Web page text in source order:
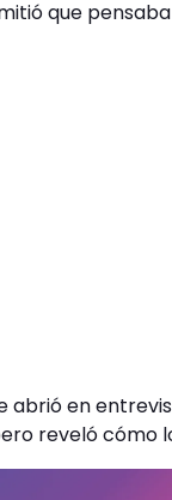
que
abrió en
reveló cómo